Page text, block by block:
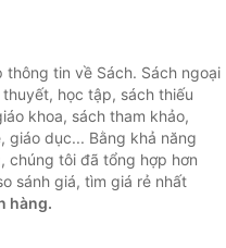
tin về Sách. Sách ngoại
học tập, sách thiếu
khoa, sách tham khảo,
giáo dục... Bằng khả năng
chúng tôi đã tổng hợp hơn
sánh giá, tìm giá rẻ nhất
hàng.